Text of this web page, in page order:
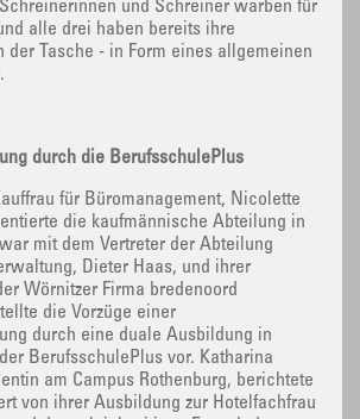
und Schreiner warben für
alle drei haben bereits ihre
der Tasche - in Form eines allgemeinen
durch die BerufsschulePlus
für Büromanagement, Nicolette
die kaufmännische Abteilung in
mit dem Vertreter der Abteilung
Dieter Haas, und ihrer
Wörnitzer Firma bredenoord
die Vorzüge einer
durch eine duale Ausbildung in
BerufsschulePlus vor. Katharina
am Campus Rothenburg, berichtete
von ihrer Ausbildung zur Hotelfachfrau